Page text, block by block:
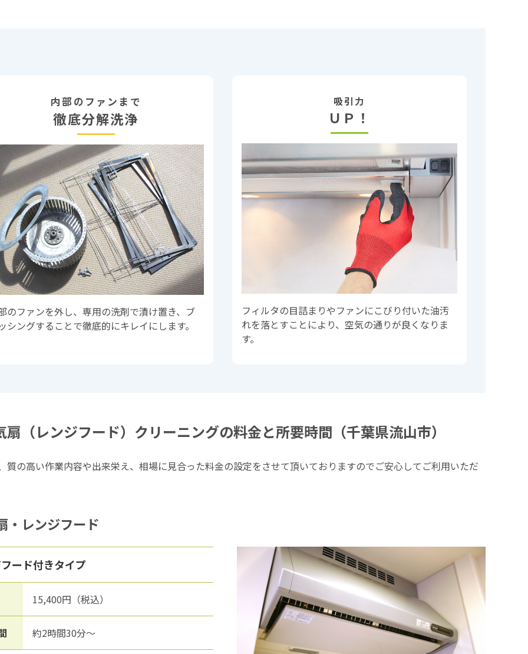
内部のファンまで
徹底分解洗浄
のファンを外し、専用の洗剤で漬け置き、ブ
シングすることで徹底的にキレイにします。
吸引力
ＵＰ！
フィルタの目詰まりやファンにこびり付いた油汚
れを落とすことにより、空気の通りが良くなりま
す。
扇（レンジフード）クリーニングの料金と所要時間（千葉県流山市）
質の高い作業内容や出来栄え、相場に見合った料金の設定をさせて頂いておりますのでご安心してご利用いただ
・レンジフード
ード付きタイプ
15,400円（税込）
約2時間30分～